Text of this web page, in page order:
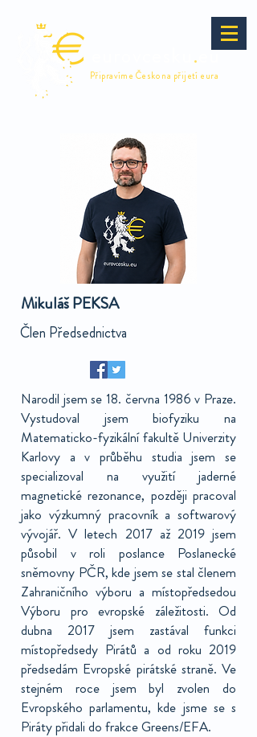
. eu
Připravíme Česko na přijetí eura
Mikuláš PEKSA
Člen Předsednictva
Narodil jsem se 18. června 1986 v Praze.
Vystudoval jsem biofyziku na
Matematicko-fyzikální fakultě Univerzity
Karlovy a v průběhu studia jsem se
specializoval na využití jaderné
magnetické rezonance, později pracoval
jako výzkumný pracovník a softwarový
vývojář. V letech 2017 až 2019 jsem
působil v roli poslance Poslanecké
sněmovny PČR, kde jsem se stal členem
Zahraničního výboru a místopředsedou
Výboru pro evropské záležitosti. Od
dubna 2017 jsem zastával funkci
místopředsedy Pirátů a od roku 2019
předsedám Evropské pirátské straně. Ve
stejném roce jsem byl zvolen do
Evropského parlamentu, kde jsme se s
Piráty přidali do frakce Greens/EFA.